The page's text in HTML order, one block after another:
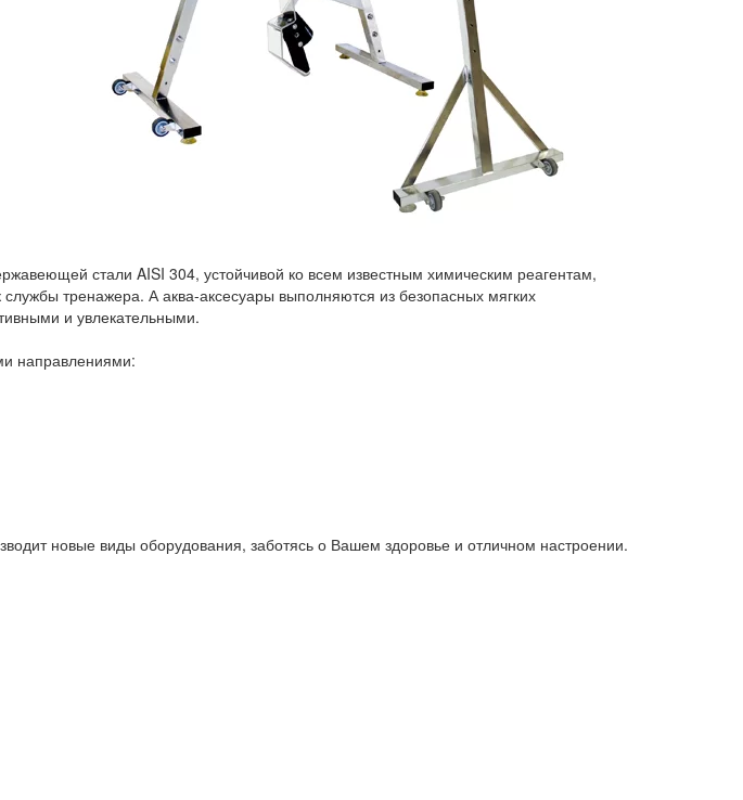
стали AISI 304, устойчивой ко всем известным химическим реагентам,
тренажера. А аква-аксесуары выполняются из безопасных мягких
и увлекательными.
направлениями:
новые виды оборудования, заботясь о Вашем здоровье и отличном настроении.